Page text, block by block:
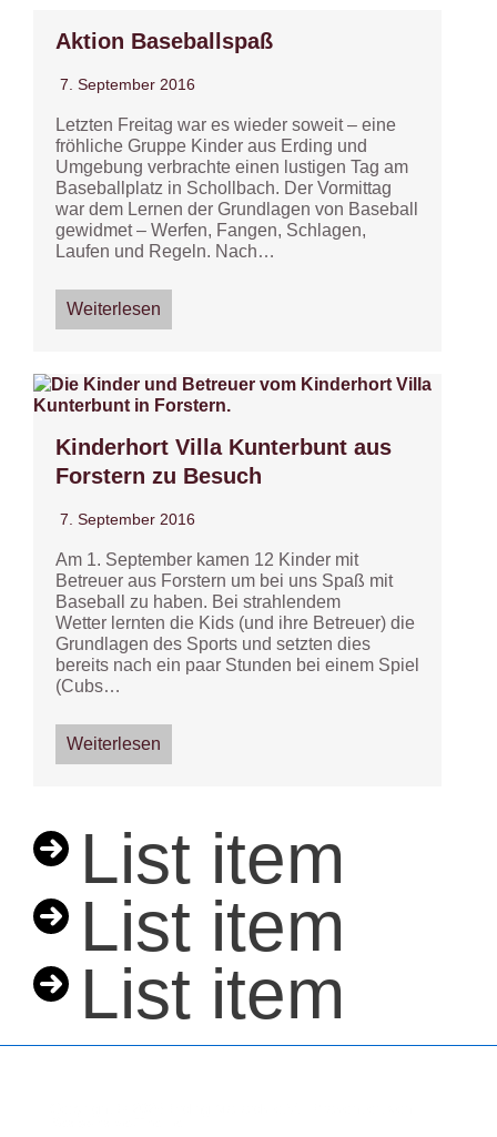
Aktion Baseballspaß
7. September 2016
Letzten Freitag war es wieder soweit – eine
fröhliche Gruppe Kinder aus Erding und
Umgebung verbrachte einen lustigen Tag am
Baseballplatz in Schollbach. Der Vormittag
war dem Lernen der Grundlagen von Baseball
gewidmet – Werfen, Fangen, Schlagen,
Laufen und Regeln. Nach…
Weiterlesen
Kinderhort Villa Kunterbunt aus
Forstern zu Besuch
7. September 2016
Am 1. September kamen 12 Kinder mit
Betreuer aus Forstern um bei uns Spaß mit
Baseball zu haben. Bei strahlendem
Wetter lernten die Kids (und ihre Betreuer) die
Grundlagen des Sports und setzten dies
bereits nach ein paar Stunden bei einem Spiel
(Cubs…
Weiterlesen
List item
List item
List item